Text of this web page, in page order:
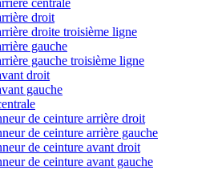
centrale
droit
droite troisième ligne
gauche
gauche troisième ligne
droit
gauche
de ceinture arrière droit
de ceinture arrière gauche
de ceinture avant droit
de ceinture avant gauche